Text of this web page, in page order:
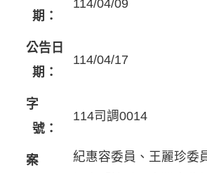
期：
114/04/09
公告日
期：
114/04/17
字
號：
114司調0014
案
紀惠容委員、王麗珍委